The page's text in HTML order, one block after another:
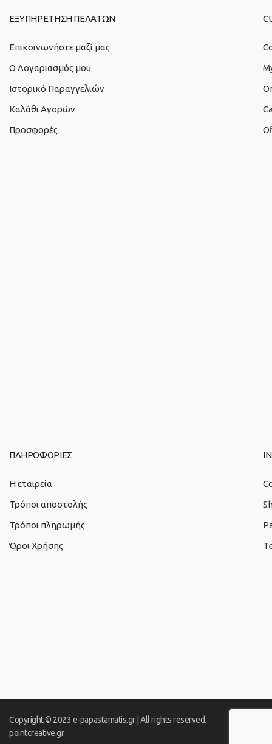
ΕΞΥΠΗΡΕΤΗΣΗ ΠΕΛΑΤΩΝ
Επικοινωνήστε μαζί μας
O Λογαριασμός μου
Ιστορικό Παραγγελιών
Καλάθι Αγορών
Προσφορές
ΠΛΗΡΟΦΟΡΙΕΣ
Η εταιρεία
Τρόποι αποστολής
Τρόποι πληρωμής
Όροι Χρήσης
Copyright © 2023 e-papastamatis.gr | All rights reserved.
pointcreative.gr